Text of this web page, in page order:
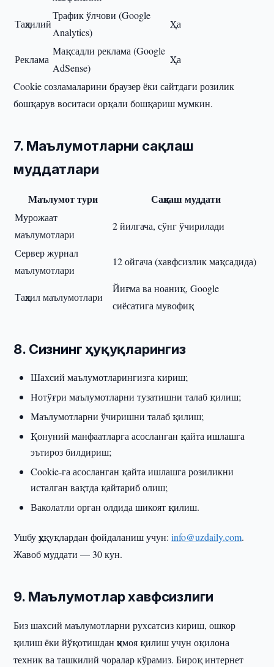
Таҳлилий
Трафик ўлчови (Google
Analytics)
Ҳа
Реклама
Мақсадли реклама (Google
AdSense)
Ҳа
Cookie созламаларини браузер ёки сайтдаги розилик
бошқарув воситаси орқали бошқариш мумкин.
7. Маълумотларни сақлаш
муддатлари
Маълумот тури Сақлаш муддати
Мурожаат
маълумотлари
2 йилгача, сўнг ўчирилади
Сервер журнал
маълумотлари
12 ойгача (хавфсизлик мақсадида)
Таҳлил маълумотлари
Йиғма ва ноаниқ, Google
сиёсатига мувофиқ
8. Сизнинг ҳуқуқларингиз
Шахсий маълумотларингизга кириш;
Нотўғри маълумотларни тузатишни талаб қилиш;
Маълумотларни ўчиришни талаб қилиш;
Қонуний манфаатларга асосланган қайта ишлашга
эътироз билдириш;
Cookie-га асосланган қайта ишлашга розиликни
исталган вақтда қайтариб олиш;
Ваколатли орган олдида шикоят қилиш.
Ушбу ҳуқуқлардан фойдаланиш учун:info@uzdaily.com.
Жавоб муддати — 30 кун.
9. Маълумотлар хавфсизлиги
Биз шахсий маълумотларни рухсатсиз кириш, ошкор
қилиш ёки йўқотишдан ҳимоя қилиш учун оқилона
техник ва ташкилий чоралар кўрамиз. Бироқ интернет